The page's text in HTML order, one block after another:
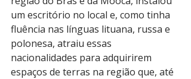
um escritório no local e, como tinha
fluência nas línguas lituana, russa e
polonesa, atraiu essas
nacionalidades para adquirirem
espaços de terras na região que, até